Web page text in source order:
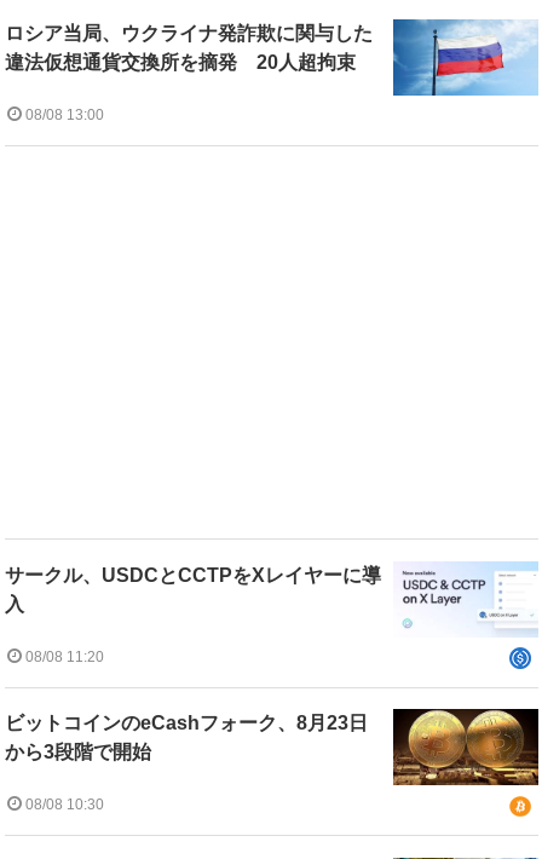
ロシア当局、ウクライナ発詐欺に関与した
違法仮想通貨交換所を摘発 20人超拘束
08/08 13:00
サークル、USDCとCCTPをXレイヤーに導
入
08/08 11:20
ビットコインのeCashフォーク、8月23日
から3段階で開始
08/08 10:30